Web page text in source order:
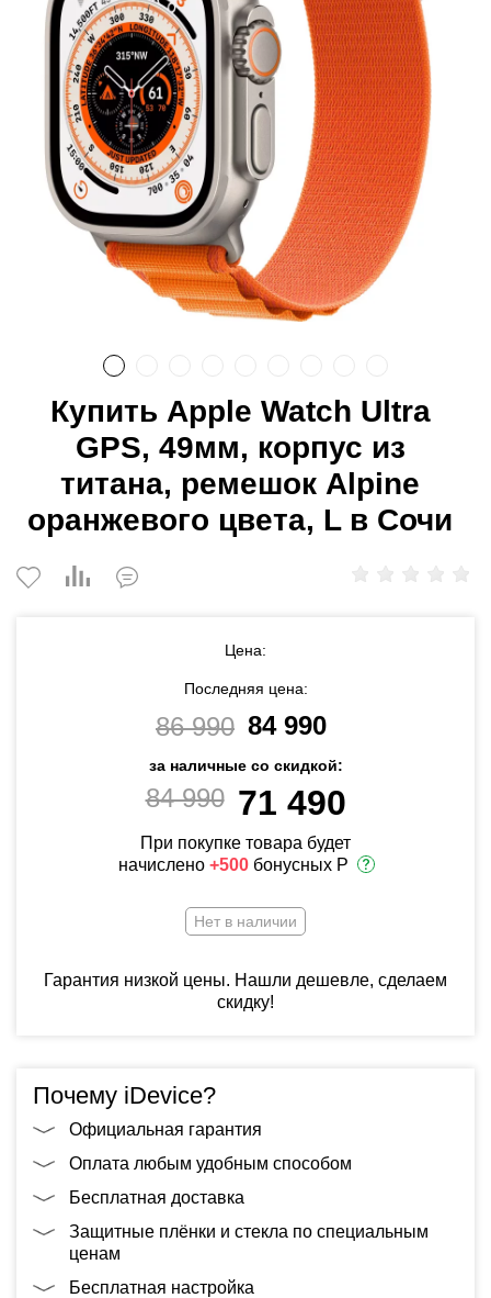
Купить Apple Watch Ultra
GPS, 49мм, корпус из
титана, ремешок Alpine
оранжевого цвета, L в Сочи
Цена:
Последняя цена:
86 990 84 990
за наличные со скидкой:
84 990 71 490
При покупке товара будет
начислено +500 бонусных Р
Нет в наличии
Гарантия низкой цены. Нашли дешевле, сделаем
скидку!
Почему iDevice?
Официальная гарантия
Оплата любым удобным способом
Бесплатная доставка
Защитные плёнки и стекла по специальным
ценам
Бесплатная настройка